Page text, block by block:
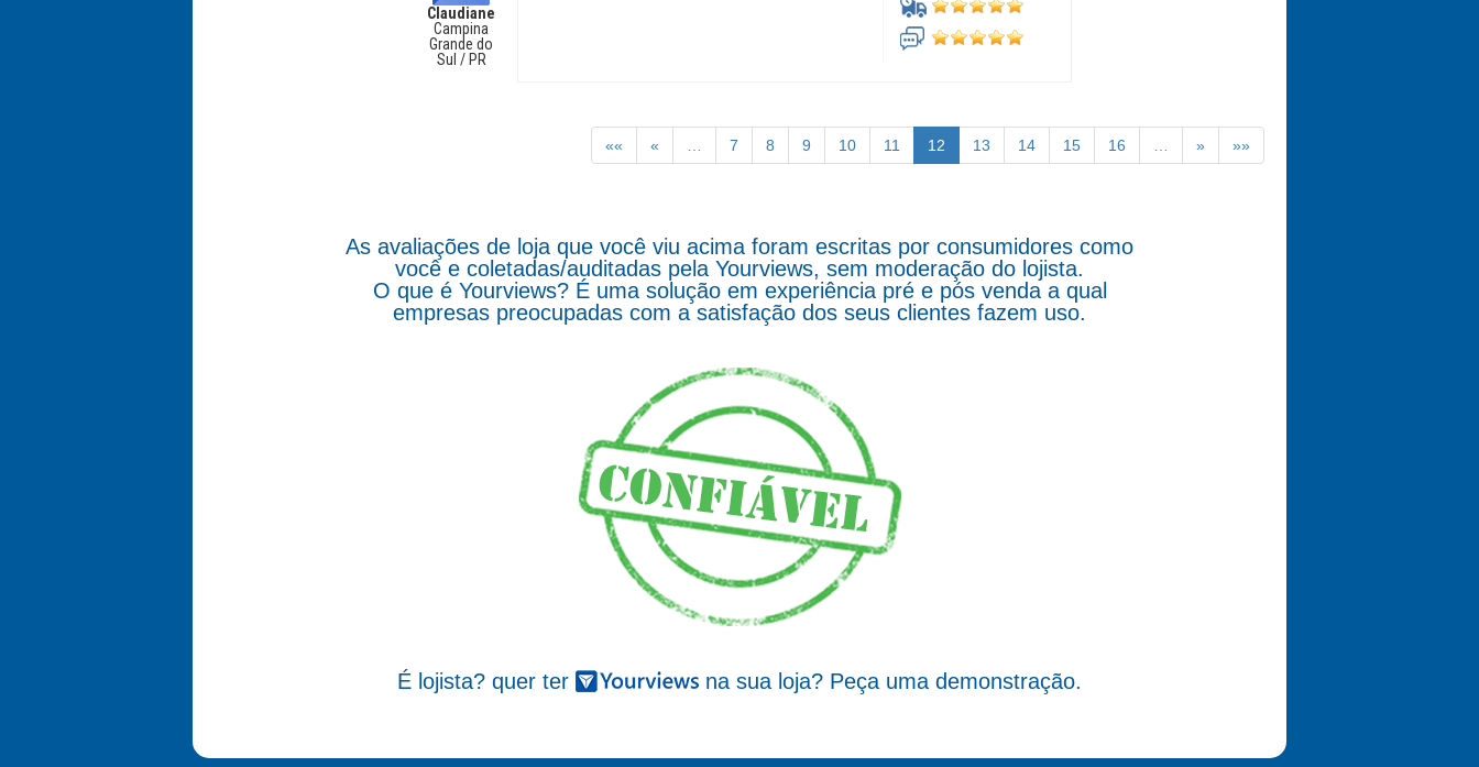
Claudiane
Campina
Grande do
Sul / PR
«« « 7 8 9 10 11 12 13 14 15 16 » »»
As avaliações de loja que você viu acima foram escritas por consumidores como
você e coletadas/auditadas pela Yourviews, sem moderação do lojista.
O que é Yourviews? É uma solução em experiência pré e pós venda a qual
empresas preocupadas com a satisfação dos seus clientes fazem uso.
É lojista? quer ter na sua loja? Peça uma demonstração.